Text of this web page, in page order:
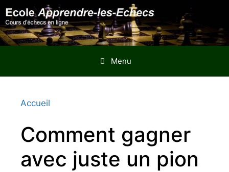
Aller
au
contenu
Menu
Accueil
Comment gagner
avec juste un pion